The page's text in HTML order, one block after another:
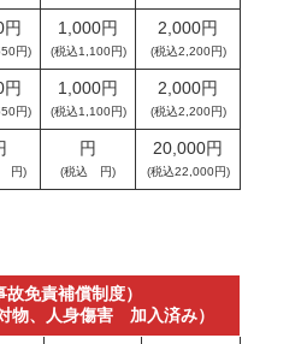
円)
1,000円
(税込1,100円)
2,000円
(税込2,200円)
円)
1,000円
(税込1,100円)
2,000円
(税込2,200円)
円)
円
(税込 円)
20,000円
(税込22,000円)
免責補償制度）
物、人身傷害 加入済み）